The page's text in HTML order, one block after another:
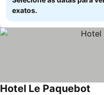
exatos.
Hotel Le Paquebot